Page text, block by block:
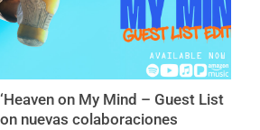
on My Mind – Guest List
nuevas colaboraciones